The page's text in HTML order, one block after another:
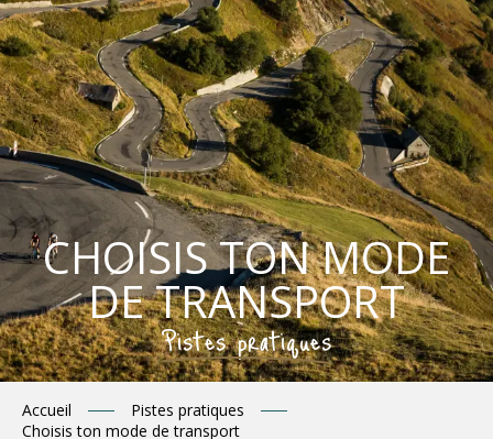
CHOISIS TON MODE
DE TRANSPORT
Pistes pratiques
Accueil
Pistes pratiques
Choisis ton mode de transport